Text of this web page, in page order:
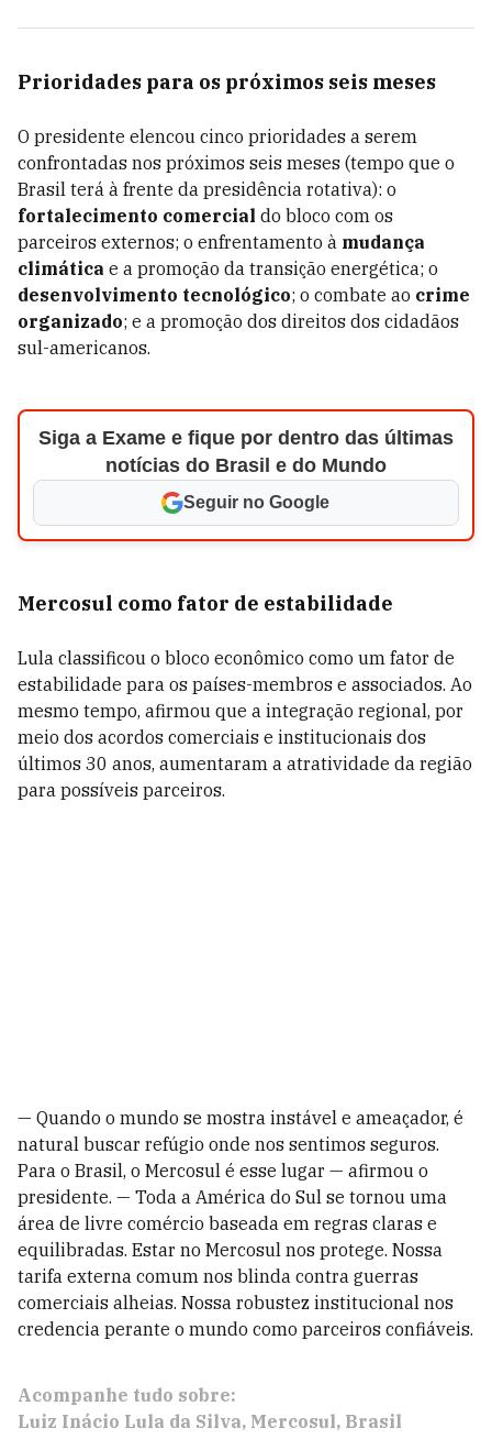
Prioridades para os próximos seis meses
O presidente elencou cinco prioridades a serem
confrontadas nos próximos seis meses (tempo que o
Brasil terá à frente da presidência rotativa): o
fortalecimento comercial do bloco com os
parceiros externos; o enfrentamento à mudança
climática e a promoção da transição energética; o
desenvolvimento tecnológico; o combate ao crime
organizado; e a promoção dos direitos dos cidadãos
sul-americanos.
Siga a Exame e fique por dentro das últimas
notícias do Brasil e do Mundo
Seguir no Google
Mercosul como fator de estabilidade
Lula classificou o bloco econômico como um fator de
estabilidade para os países-membros e associados. Ao
mesmo tempo, afirmou que a integração regional, por
meio dos acordos comerciais e institucionais dos
últimos 30 anos, aumentaram a atratividade da região
para possíveis parceiros.
— Quando o mundo se mostra instável e ameaçador, é
natural buscar refúgio onde nos sentimos seguros.
Para o Brasil, o Mercosul é esse lugar — afirmou o
presidente. — Toda a América do Sul se tornou uma
área de livre comércio baseada em regras claras e
equilibradas. Estar no Mercosul nos protege. Nossa
tarifa externa comum nos blinda contra guerras
comerciais alheias. Nossa robustez institucional nos
credencia perante o mundo como parceiros confiáveis.
Acompanhe tudo sobre:
Luiz Inácio Lula da Silva Mercosul Brasil